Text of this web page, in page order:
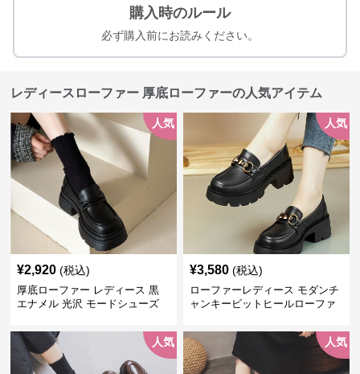
購入時のルール
必ず購入前にお読みください。
レディースローファー 厚底ローファーの人気アイテム
人気
¥2,920 (税込)
厚底ローファー レディース 黒
エナメル 光沢 モードシューズ
人気
¥3,580 (税込)
ローファーレディース モダンチ
ャンキービットヒールローファ
人気 人気